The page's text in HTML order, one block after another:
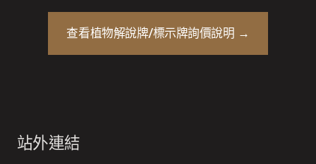
查看植物解說牌/標示牌詢價說明 →
站外連結